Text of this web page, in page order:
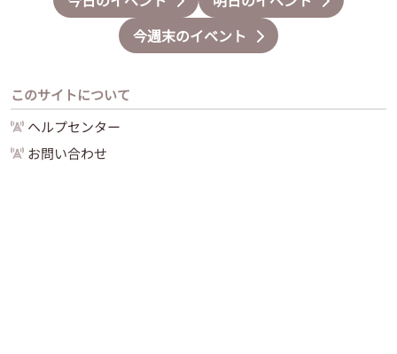
今週末のイベント
このサイトについて
ヘルプセンター
お問い合わせ